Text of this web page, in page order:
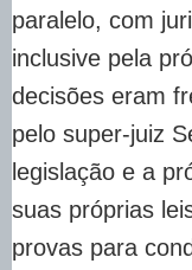
paralelo, com
inclusive pela
decisões eram
pelo super-juiz
legislação e a
suas próprias
provas para